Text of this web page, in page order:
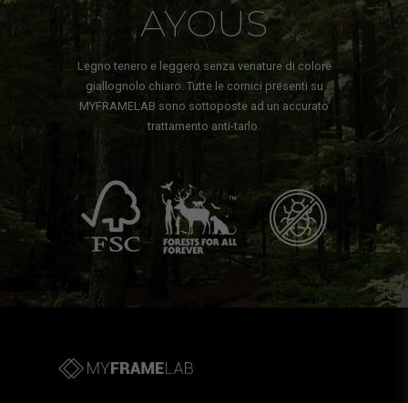
AYOUS
Legno tenero e leggero senza venature di colore
giallognolo chiaro. Tutte le cornici presenti su
MYFRAMELAB sono sottoposte ad un accurato
trattamento anti-tarlo.